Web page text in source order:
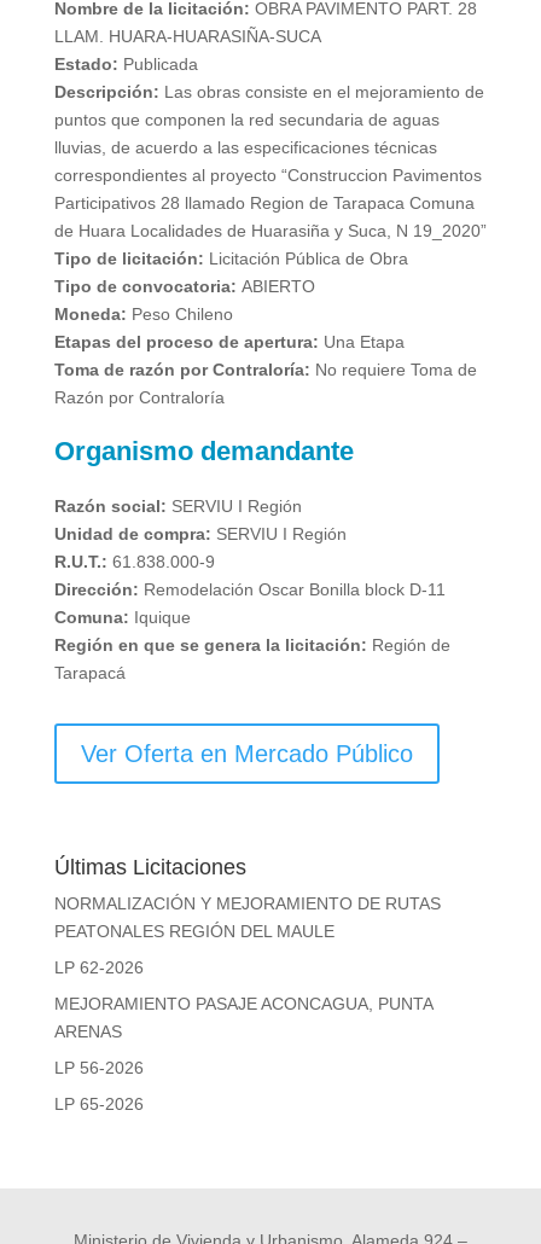
Nombre de la licitación: OBRA PAVIMENTO PART. 28
LLAM. HUARA-HUARASIÑA-SUCA
Estado: Publicada
Descripción: Las obras consiste en el mejoramiento de
puntos que componen la red secundaria de aguas
lluvias, de acuerdo a las especificaciones técnicas
correspondientes al proyecto “Construccion Pavimentos
Participativos 28 llamado Region de Tarapaca Comuna
de Huara Localidades de Huarasiña y Suca, N 19_2020”
Tipo de licitación: Licitación Pública de Obra
Tipo de convocatoria: ABIERTO
Moneda: Peso Chileno
Etapas del proceso de apertura: Una Etapa
Toma de razón por Contraloría: No requiere Toma de
Razón por Contraloría
Organismo demandante
Razón social: SERVIU I Región
Unidad de compra: SERVIU I Región
R.U.T.: 61.838.000-9
Dirección: Remodelación Oscar Bonilla block D-11
Comuna: Iquique
Región en que se genera la licitación: Región de
Tarapacá
Ver Oferta en Mercado Público
Últimas Licitaciones
NORMALIZACIÓN Y MEJORAMIENTO DE RUTAS
PEATONALES REGIÓN DEL MAULE
LP 62-2026
MEJORAMIENTO PASAJE ACONCAGUA, PUNTA
ARENAS
LP 56-2026
LP 65-2026
Ministerio de Vivienda y Urbanismo, Alameda 924 –